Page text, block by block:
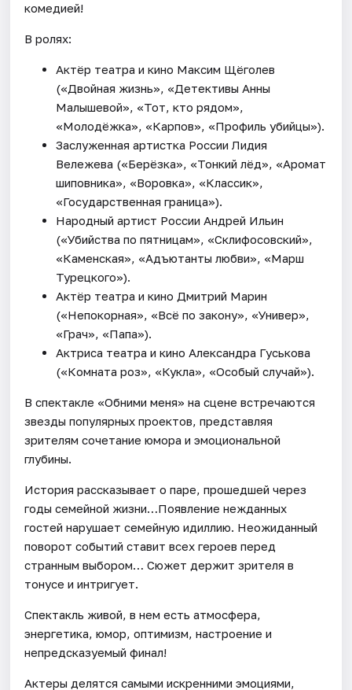
комедией!
В ролях:
Актёр театра и кино Максим Щёголев
(«Двойная жизнь», «Детективы Анны
Малышевой», «Тот, кто рядом»,
«Молодёжка», «Карпов», «Профиль убийцы»).
Заслуженная артистка России Лидия
Вележева («Берёзка», «Тонкий лёд», «Аромат
шиповника», «Воровка», «Классик»,
«Государственная граница»).
Народный артист России Андрей Ильин
(«Убийства по пятницам», «Склифосовский»,
«Каменская», «Адъютанты любви», «Марш
Турецкого»).
Актёр театра и кино Дмитрий Марин
(«Непокорная», «Всё по закону», «Универ»,
«Грач», «Папа»).
Актриса театра и кино Александра Гуськова
(«Комната роз», «Кукла», «Особый случай»).
В спектакле «Обними меня» на сцене встречаются
звезды популярных проектов, представляя
зрителям сочетание юмора и эмоциональной
глубины.
История рассказывает о паре, прошедшей через
годы семейной жизни…Появление нежданных
гостей нарушает семейную идиллию. Неожиданный
поворот событий ставит всех героев перед
странным выбором… Сюжет держит зрителя в
тонусе и интригует.
Спектакль живой, в нем есть атмосфера,
энергетика, юмор, оптимизм, настроение и
непредсказуемый финал!
Актеры делятся самыми искренними эмоциями,